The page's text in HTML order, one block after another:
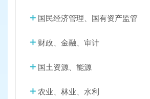
国民经济管理、国有资产监管
财政、金融、审计
国土资源、能源
农业、林业、水利